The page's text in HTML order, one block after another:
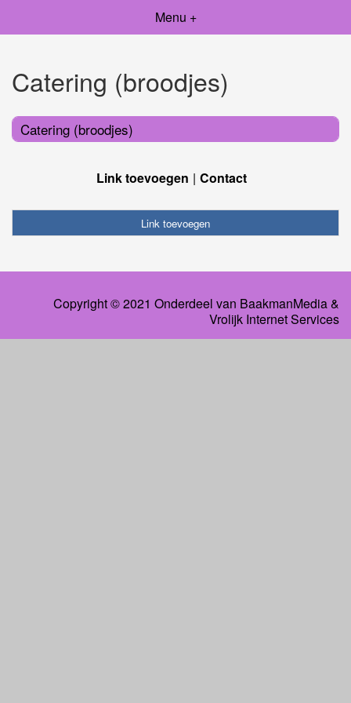
Menu +
Catering (broodjes)
Catering (broodjes)
Link toevoegen Contact
Link toevoegen
Copyright © 2021 Onderdeel van BaakmanMedia&
Vrolijk Internet Services